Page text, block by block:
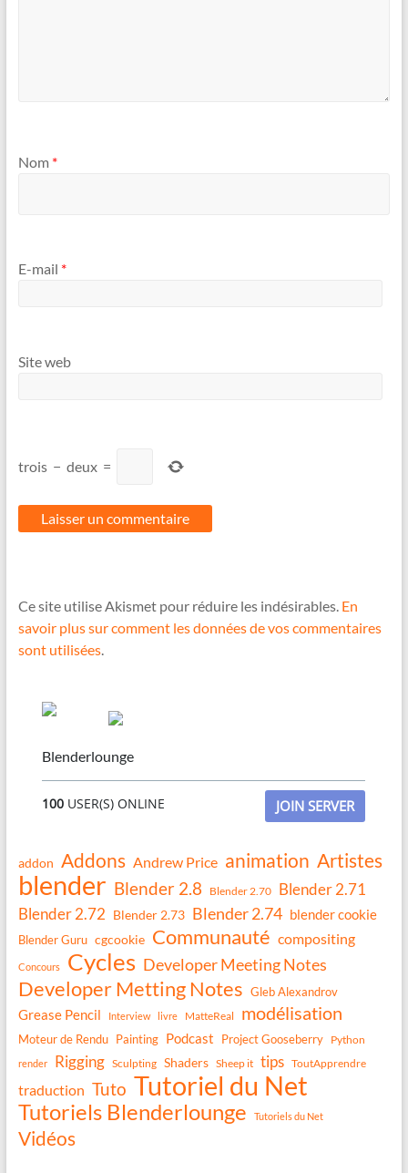
Nom *
E-mail *
Site web
trois − deux =
Ce site utilise Akismet pour réduire les indésirables. En
savoir plus sur comment les données de vos commentaires
sont utilisées.
Blenderlounge
100 USER(S) ONLINE JOIN SERVER
addon Addons Andrew Price animation Artistes
blender Blender 2.8 Blender 2.70
Blender 2.71
Blender 2.72 Blender 2.73 Blender 2.74 blender cookie
Blender Guru cgcookie Communauté compositing
Concours Cycles Developer Meeting Notes
Developer Metting Notes Gleb Alexandrov
Grease Pencil Interview livre MatteReal modélisation
Moteur de Rendu Painting Podcast Project Gooseberry Python
render Rigging Sculpting Shaders Sheep it tips ToutApprendre
traduction Tuto Tutoriel du Net
Tutoriels Blenderlounge Tutoriels du Net
Vidéos